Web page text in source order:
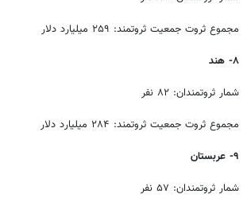
مجموع ثروت جمعیت ثروتمند: ۲۵۹ میلیارد دلار
۸- هند
شمار ثروتمندان: ۸۲ نفر
مجموع ثروت جمعیت ثروتمند: ۲۸۴ میلیارد دلار
۹- عربستان
شمار ثروتمندان: ۵۷ نفر